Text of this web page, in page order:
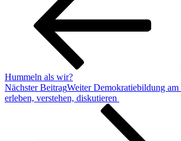
Hummeln als wir?
Nächster BeitragWeiter Demokratiebildung
erleben, verstehen, diskutieren